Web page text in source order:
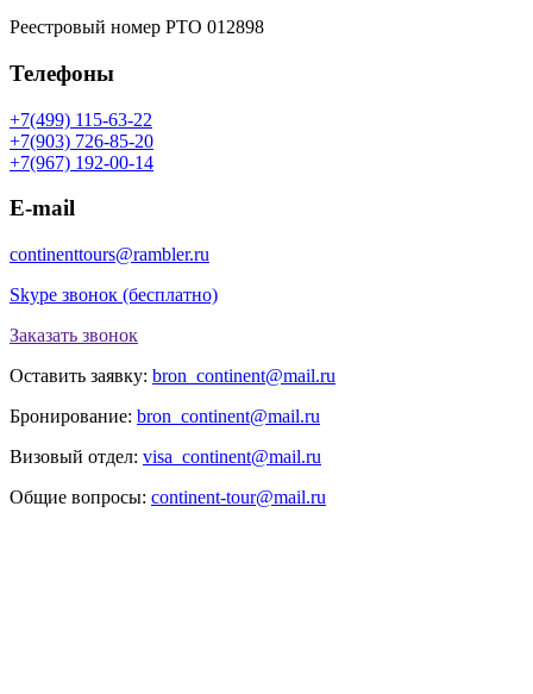
Реестровый номер РТО 012898
Телефоны
+7(499) 115-63-22
+7(903) 726-85-20
+7(967) 192-00-14
E-mail
continenttours@rambler.ru
Skype звонок (бесплатно)
Заказать звонок
Оставить заявку: bron_continent@mail.ru
Бронирование: bron_continent@mail.ru
Визовый отдел: visa_continent@mail.ru
Общие вопросы: continent-tour@mail.ru